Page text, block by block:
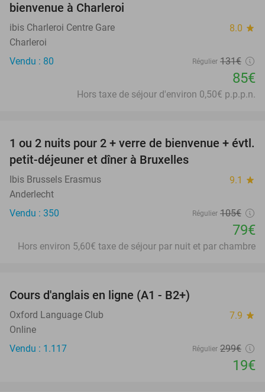
bienvenue à Charleroi
ibis Charleroi Centre Gare 8.0 star
Charleroi
Vendu : 80
Régulier 131€
85€
Hors taxe de séjour d'environ 0,50€ p.p.p.n.
25%
1 ou 2 nuits pour 2 + verre de bienvenue + évtl.
petit-déjeuner et dîner à Bruxelles
Ibis Brussels Erasmus 9.1 star
Anderlecht
Vendu : 350
Régulier 105€
79€
Hors environ 5,60€ taxe de séjour par nuit et par chambre
Cours d'anglais en ligne (A1 - B2+)
Oxford Language Club 7.9 star
Online
Vendu : 1.117
Régulier 299€
19€